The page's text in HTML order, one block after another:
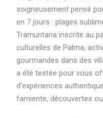
soigneusement pensé
en 7 jours : plages
Tramuntana inscrite au
culturelles de Palma,
gourmandes dans des
a été testée pour vous
d’expériences
farniente, découvertes